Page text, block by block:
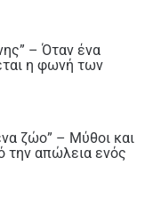
– Όταν ένα
η φωνή των
ζώο” – Μύθοι και
την απώλεια ενός